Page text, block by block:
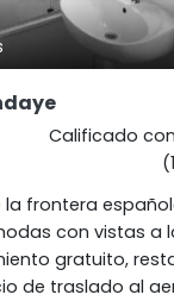
Calificado
frontera
con vistas a
gratuito,
de traslado al